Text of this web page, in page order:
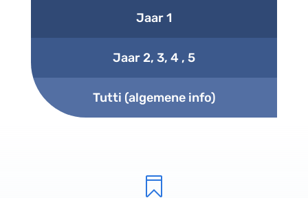
Jaar 1
Jaar 2, 3, 4 , 5
Tutti (algemene info)
